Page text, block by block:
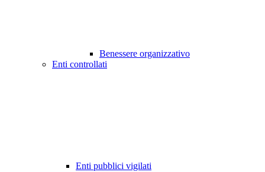
Benessere organizzativo
Enti controllati
Enti pubblici vigilati